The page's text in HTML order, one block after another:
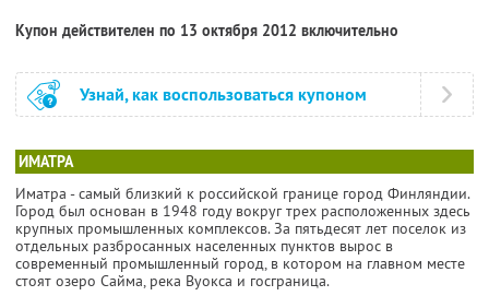
Купон действителен по 13 октября 2012 включительно
Узнай, как воспользоваться купоном
ИМАТРА
Иматра - самый близкий к российской границе город Финляндии.
Город был основан в 1948 году вокруг трех расположенных здесь
крупных промышленных комплексов. За пятьдесят лет поселок из
отдельных разбросанных населенных пунктов вырос в
современный промышленный город, в котором на главном месте
стоят озеро Сайма, река Вуокса и госграница.